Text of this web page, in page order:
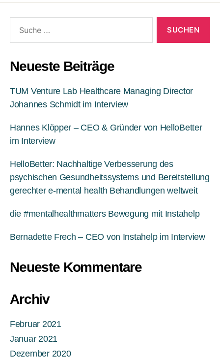
Neueste Beiträge
TUM Venture Lab Healthcare Managing Director
Johannes Schmidt im Interview
Hannes Klöpper – CEO & Gründer von HelloBetter
im Interview
HelloBetter: Nachhaltige Verbesserung des
psychischen Gesundheitssystems und Bereitstellung
gerechter e-mental health Behandlungen weltweit
die #mentalhealthmatters Bewegung mit Instahelp
Bernadette Frech – CEO von Instahelp im Interview
Neueste Kommentare
Archiv
Februar 2021
Januar 2021
Dezember 2020